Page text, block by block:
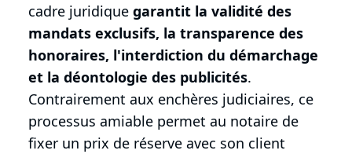
cadre juridique garantit la validité des
mandats exclusifs, la transparence des
honoraires, l'interdiction du démarchage
et la déontologie des publicités.
Contrairement aux enchères judiciaires, ce
processus amiable permet au notaire de
fixer un prix de réserve avec son client